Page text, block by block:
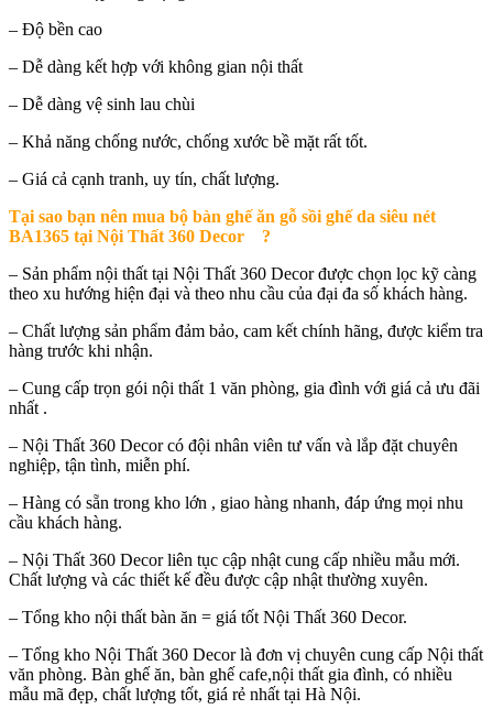
– Độ bền cao
– Dễ dàng kết hợp với không gian nội thất
– Dễ dàng vệ sinh lau chùi
– Khả năng chống nước, chống xước bề mặt rất tốt.
– Giá cả cạnh tranh, uy tín, chất lượng.
Tại sao bạn nên mua bộ bàn ghế ăn gỗ sồi ghế da siêu nét
BA1365 tại Nội Thất 360 Decor ?
– Sản phẩm nội thất tại Nội Thất 360 Decor được chọn lọc kỹ càng
theo xu hướng hiện đại và theo nhu cầu của đại đa số khách hàng.
– Chất lượng sản phẩm đảm bảo, cam kết chính hãng, được kiểm tra
hàng trước khi nhận.
– Cung cấp trọn gói nội thất 1 văn phòng, gia đình với giá cả ưu đãi
nhất .
– Nội Thất 360 Decor có đội nhân viên tư vấn và lắp đặt chuyên
nghiệp, tận tình, miễn phí.
– Hàng có sẵn trong kho lớn , giao hàng nhanh, đáp ứng mọi nhu
cầu khách hàng.
– Nội Thất 360 Decor liên tục cập nhật cung cấp nhiều mẫu mới.
Chất lượng và các thiết kế đều được cập nhật thường xuyên.
– Tổng kho nội thất bàn ăn = giá tốt Nội Thất 360 Decor.
– Tổng kho Nội Thất 360 Decor là đơn vị chuyên cung cấp Nội thất
văn phòng. Bàn ghế ăn, bàn ghế cafe,nội thất gia đình, có nhiều
mẫu mã đẹp, chất lượng tốt, giá rẻ nhất tại Hà Nội.